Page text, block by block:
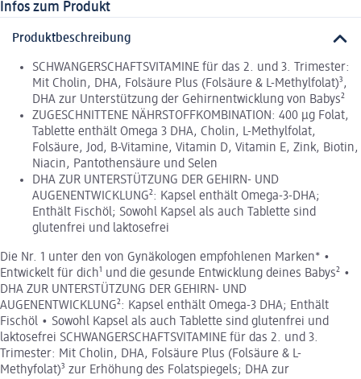
Infos zum Produkt
Produktbeschreibung
SCHWANGERSCHAFTSVITAMINE für das 2. und 3. Trimester:
Mit Cholin, DHA, Folsäure Plus (Folsäure & L-Methylfolat)³,
DHA zur Unterstützung der Gehirnentwicklung von Babys²
ZUGESCHNITTENE NÄHRSTOFFKOMBINATION: 400 µg Folat,
Tablette enthält Omega 3 DHA, Cholin, L-Methylfolat,
Folsäure, Jod, B-Vitamine, Vitamin D, Vitamin E, Zink, Biotin,
Niacin, Pantothensäure und Selen
DHA ZUR UNTERSTÜTZUNG DER GEHIRN- UND
AUGENENTWICKLUNG²: Kapsel enthält Omega-3-DHA;
Enthält Fischöl; Sowohl Kapsel als auch Tablette sind
glutenfrei und laktosefrei
Die Nr. 1 unter den von Gynäkologen empfohlenen Marken* •
Entwickelt für dich¹ und die gesunde Entwicklung deines Babys² •
DHA ZUR UNTERSTÜTZUNG DER GEHIRN- UND
AUGENENTWICKLUNG²: Kapsel enthält Omega-3 DHA; Enthält
Fischöl • Sowohl Kapsel als auch Tablette sind glutenfrei und
laktosefrei SCHWANGERSCHAFTSVITAMINE für das 2. und 3.
Trimester: Mit Cholin, DHA, Folsäure Plus (Folsäure & L-
Methyfolat)³ zur Erhöhung des Folatspiegels; DHA zur